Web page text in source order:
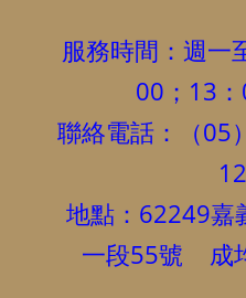
服務時間：週一
00；13
聯絡電話：（05
地點：62249嘉
一段55號 成